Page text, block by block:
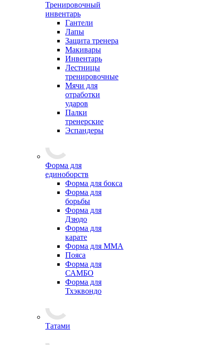
Тренировочный
инвентарь
Гантели
Лапы
Защита тренера
Макивары
Инвентарь
Лестницы
тренировочные
Мячи для
отработки
ударов
Палки
тренерские
Эспандеры
Форма для
единоборств
Форма для бокса
Форма для
борьбы
Форма для
Дзюдо
Форма для
карате
Форма для MMA
Пояса
Форма для
САМБО
Форма для
Тхэквондо
Татами